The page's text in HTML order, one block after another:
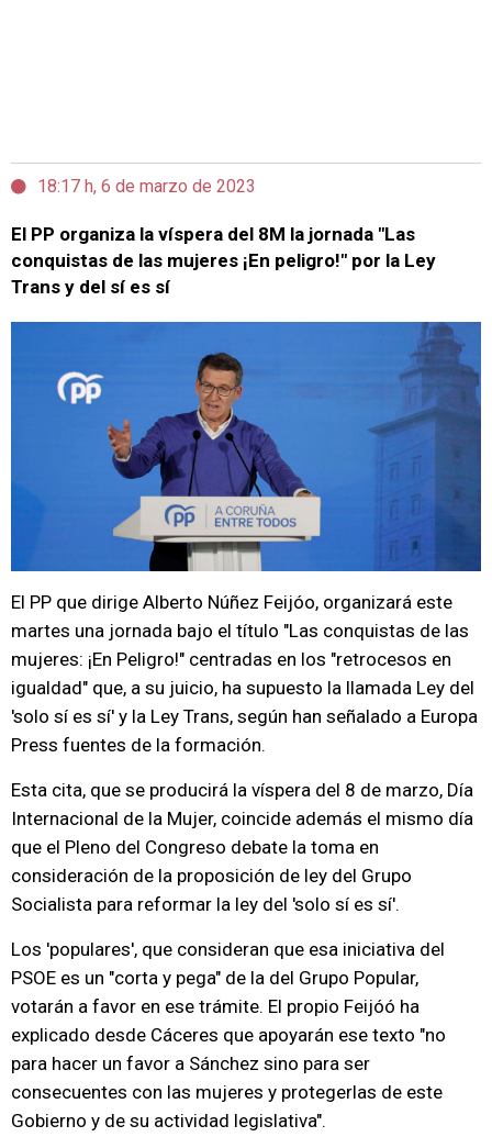
18:17 h, 6 de marzo de 2023
El PP organiza la víspera del 8M la jornada "Las
conquistas de las mujeres ¡En peligro!" por la Ley
Trans y del sí es sí
El PP que dirige Alberto Núñez Feijóo, organizará este
martes una jornada bajo el título "Las conquistas de las
mujeres: ¡En Peligro!" centradas en los "retrocesos en
igualdad" que, a su juicio, ha supuesto la llamada Ley del
'solo sí es sí' y la Ley Trans, según han señalado a Europa
Press fuentes de la formación.
Esta cita, que se producirá la víspera del 8 de marzo, Día
Internacional de la Mujer, coincide además el mismo día
que el Pleno del Congreso debate la toma en
consideración de la proposición de ley del Grupo
Socialista para reformar la ley del 'solo sí es sí'.
Los 'populares', que consideran que esa iniciativa del
PSOE es un "corta y pega" de la del Grupo Popular,
votarán a favor en ese trámite. El propio Feijóó ha
explicado desde Cáceres que apoyarán ese texto "no
para hacer un favor a Sánchez sino para ser
consecuentes con las mujeres y protegerlas de este
Gobierno y de su actividad legislativa".